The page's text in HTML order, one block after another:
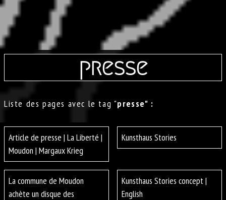
presse
Liste des pages avec le tag "presse" :
Article de presse | La Liberté |
Moudon | Margaux Krieg
Kunsthaus Stories
La commune de Moudon
achète un disque des
Kunsthaus Stories concept |
English